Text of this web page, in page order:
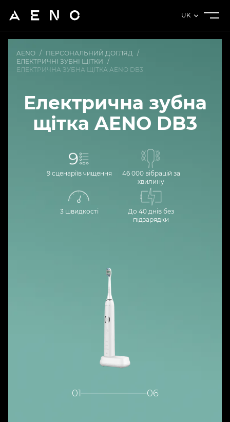
UK
AENO / ПЕРСОНАЛЬНИЙ ДОГЛЯД /
ЕЛЕКТРИЧНІ ЗУБНІ ЩІТКИ /
ЕЛЕКТРИЧНА ЗУБНА ЩІТКА AENO DB3
Електрична зубна
щітка AENO DB3
9 сценаріїв чищення
46 000 вібрацій за
хвилину
3 швидкості
До 40 днів без
підзарядки
01 06